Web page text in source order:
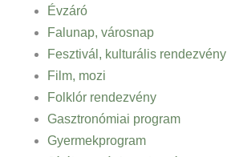
Évzáró
Falunap, városnap
Fesztivál, kulturális rendezvény
Film, mozi
Folklór rendezvény
Gasztronómiai program
Gyermekprogram